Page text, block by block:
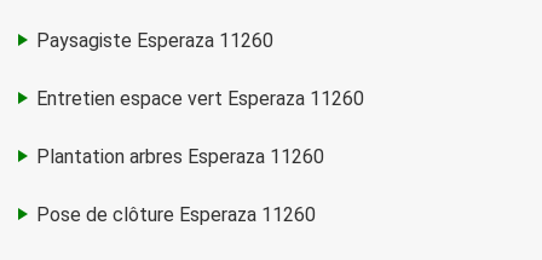
Paysagiste Esperaza 11260
Entretien espace vert Esperaza 11260
Plantation arbres Esperaza 11260
Pose de clôture Esperaza 11260